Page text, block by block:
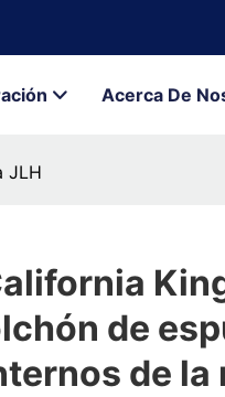
Acerca De
JLH
de
de la